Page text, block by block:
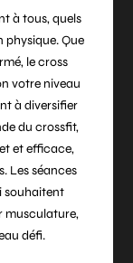
à tous, quels
physique. Que
le cross
votre niveau
à diversifier
du crossfit,
et efficace,
Les séances
souhaitent
musculature,
défi.